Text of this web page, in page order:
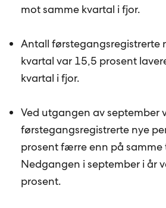
mot samme kvartal i fjor.
Antall førstegangsregistrerte
kvartal var 15,5 prosent
kvartal i fjor.
Ved utgangen av september
førstegangsregistrerte nye
prosent færre enn på samme
Nedgangen i september i år
prosent.